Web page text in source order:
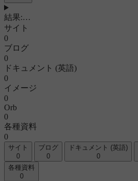
結果:…
サイト
0
ブログ
0
ドキュメント (英語)
0
イメージ
0
Orb
0
各種資料
0
サイト
0
ブログ
0
ドキュメント (英語)
0
各種資料
0